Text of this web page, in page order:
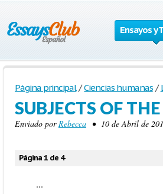
Ensayos y
Página principal / Ciencias humanas /
SUBJECTS OF
Enviado porRebecca • 10 de Abril de
Página 1 de 4
...